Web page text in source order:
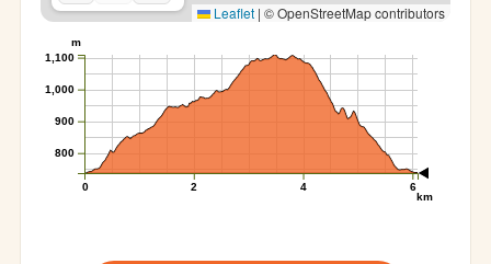
Leaflet | © OpenStreetMap contributors
0 2 4 6
km
800
900
1,000
1,100
m